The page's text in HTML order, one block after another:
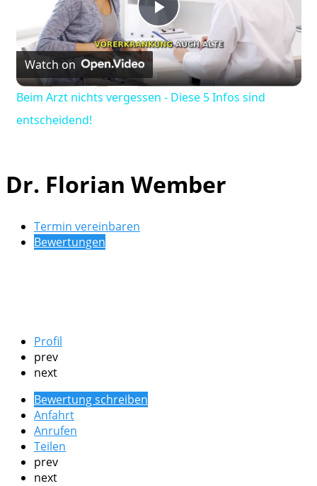
Play
Video
Watch on
Beim Arzt nichts vergessen - Diese 5 Infos sind
entscheidend!
Dr. Florian Wember
Termin vereinbaren
Bewertungen
Profil
prev
next
Bewertung schreiben
Anfahrt
Anrufen
Teilen
prev
next